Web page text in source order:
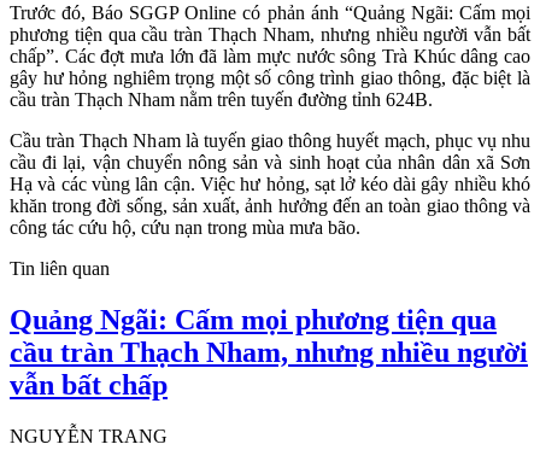
Trước đó, Báo SGGP Online có phản ánh “Quảng Ngãi: Cấm mọi
phương tiện qua cầu tràn Thạch Nham, nhưng nhiều người vẫn bất
chấp”. Các đợt mưa lớn đã làm mực nước sông Trà Khúc dâng cao
gây hư hỏng nghiêm trọng một số công trình giao thông, đặc biệt là
cầu tràn Thạch Nham nằm trên tuyến đường tỉnh 624B.
Cầu tràn Thạch Nham là tuyến giao thông huyết mạch, phục vụ nhu
cầu đi lại, vận chuyển nông sản và sinh hoạt của nhân dân xã Sơn
Hạ và các vùng lân cận. Việc hư hỏng, sạt lở kéo dài gây nhiều khó
khăn trong đời sống, sản xuất, ảnh hưởng đến an toàn giao thông và
công tác cứu hộ, cứu nạn trong mùa mưa bão.
Tin liên quan
Quảng Ngãi: Cấm mọi phương tiện qua
cầu tràn Thạch Nham, nhưng nhiều người
vẫn bất chấp
NGUYỄN TRANG